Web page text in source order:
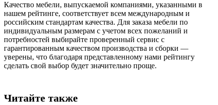
Качество мебели, выпускаемой компаниями, указанными в
нашем рейтинге, соответствует всем международным и
российским стандартам качества. Для заказа мебели по
индивидуальным размерам с учетом всех пожеланий и
потребностей выбирайте проверенный сервис с
гарантированным качеством производства и сборки —
уверены, что благодаря представленному нами рейтингу
сделать свой выбор будет значительно проще.
Читайте также